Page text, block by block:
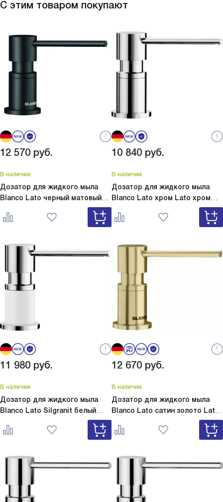
С этим товаром покупают
12 570 руб.
В наличии
Дозатор для жидкого мыла
Blanco Lato черный матовый
Lato черный матовый 525789
10 840 руб.
В наличии
Дозатор для жидкого мыла
Blanco Lato хром Lato хром
11 980 руб.
В наличии
Дозатор для жидкого мыла
Blanco Lato Silgranit белый
Lato Silgranit белый 525814
12 670 руб.
В наличии
Дозатор для жидкого мыла
Blanco Lato сатин золото Lato